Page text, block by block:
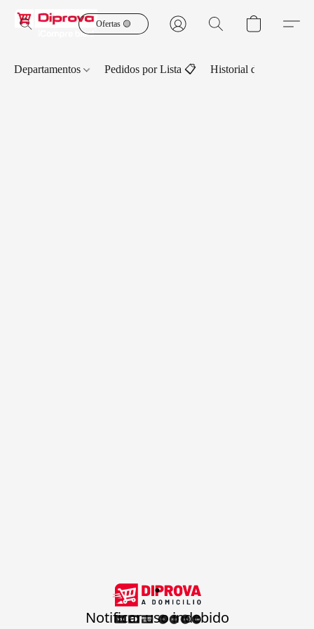
Ofertas 🟡
Departamentos Pedidos por Lista 📋 Historial de Pedidos
.
Notificar uso indebido